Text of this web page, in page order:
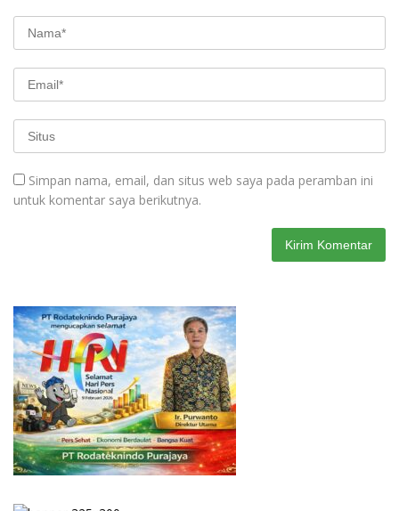
Simpan nama, email, dan situs web saya pada peramban ini
untuk komentar saya berikutnya.